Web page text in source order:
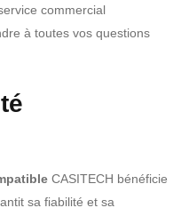
commercial
à toutes vos questions
CASITECH bénéficie
sa fiabilité et sa